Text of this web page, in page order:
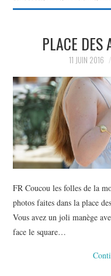
PLACE DES
11 JUIN 2016
FR Coucou les folles de la
photos faites dans la place
Vous avez un joli manège
face le square…